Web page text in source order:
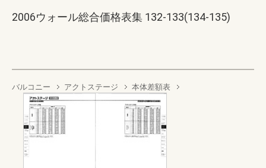
2006ウォール総合価格表集 132-133(134-135)
バルコニー アクトステージ 本体差額表